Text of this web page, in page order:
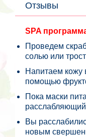
Отзывы
SPA
Проведем
солью или
Напитаем кожу
помощью
Пока маски
Вы
новым